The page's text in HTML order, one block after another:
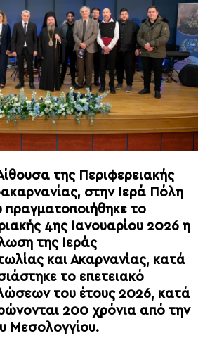
της Περιφερειακής
στην Ιερά Πόλη
πραγματοποιήθηκε το
4ης Ιανουαρίου 2026 η
της Ιεράς
και Ακαρνανίας, κατά
το επετειακό
του έτους 2026, κατά
200 χρόνια από την
Μεσολογγίου.